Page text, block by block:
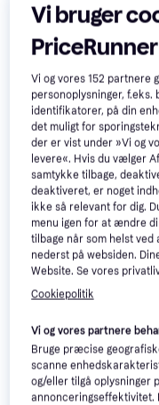
UleFone Armor
Mini 20T Pro
256GB
3.6
3.446 kr.
Anmeldelser
Vi bruger
PriceRunner
Vi og vores152 partnere
personoplysninger,
identifikatorer, på din
det muligt for
der er vist under »Vi og
levere«. Hvis du vælger
samtykke tilbage,
deaktiveret, er noget
ikke så relevant for dig.
menu igen for at ændre
tilbage når som helst
nederst på websiden.
Website. Se vores
Cookiepolitik
Vi og vores partnere
Bruge præcise
scanne
og/eller tilgå oplysninger
annonceringseffektivitet.